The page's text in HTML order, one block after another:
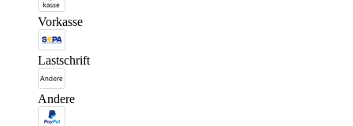
Vorkasse
Lastschrift
Andere